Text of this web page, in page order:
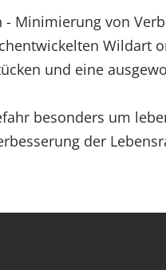
Minimierung von
Wildart
und eine
besonders um
der